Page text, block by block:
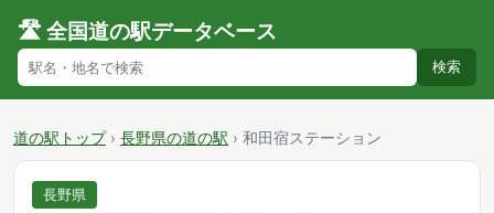
🛣️ 全国道の駅データベース
検索
道の駅トップ› 長野県の道の駅 › 和田宿ステーション
長野県